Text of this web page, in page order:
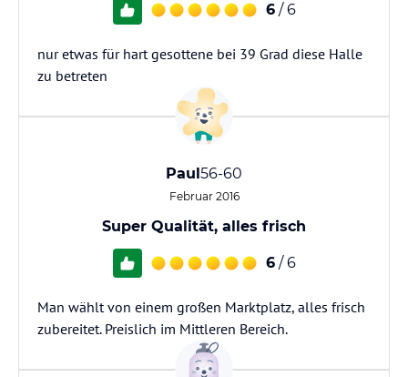
6 / 6
nur etwas für hart gesottene bei 39 Grad diese Halle
zu betreten
Paul56-60
Februar 2016
Super Qualität, alles frisch
6 / 6
Man wählt von einem großen Marktplatz, alles frisch
zubereitet. Preislich im Mittleren Bereich.